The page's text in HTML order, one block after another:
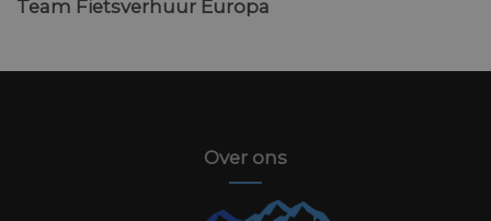
Team Fietsverhuur Europa
Over ons